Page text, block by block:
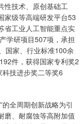
技术、原创基础工
家级等高端研发平台53
省工业人工智能重点实
学研项目507项，承担
国家、行业标准100余
件，获得国家专利奖2
技进步奖二等奖6
全周期创新战略为引
磨、耐腐蚀等高附加值